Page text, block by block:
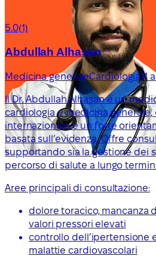
5.0(1)
Abdullah Alhasan
Medicina generaleCardiologia11
Il Dr. Abdullah Alhasan è un
cardiologia e medicina
internazionale e un forte
basata sull’evidenza. Offre
supportando sia la gestione dei
percorso di salute a lungo
Aree principali di consultazione:
dolore toracico, mancanza
valori pressori elevati
controllo dell’ipertensione
malattie cardiovascolari